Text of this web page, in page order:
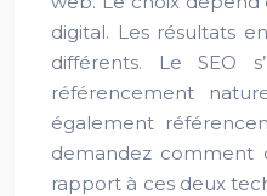
digital. Les résultats
différents. Le SEO
référencement
également
demandez comment
rapport à ces deux